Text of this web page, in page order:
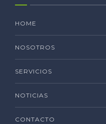
HOME
NOSOTROS
SERVICIOS
NOTICIAS
CONTACTO